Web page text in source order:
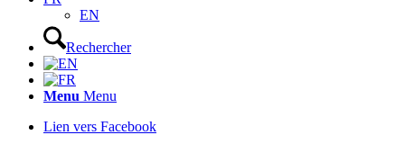
EN
Rechercher
Menu Menu
Lien vers Facebook